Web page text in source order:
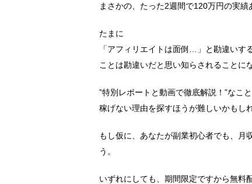
まさかの、たった2週間で120万円の実績
たまに
「アフィリエイトは面倒…」と勘違いす
ことは勘違いだと思い知らされることに
”特別レポートと動画で徹底解説！”なこ
稼げない理由を探すほうが難しいかもし
もし仮に、あなたが副業初心者でも、月
う。
いずれにしても、期間限定ですから無料